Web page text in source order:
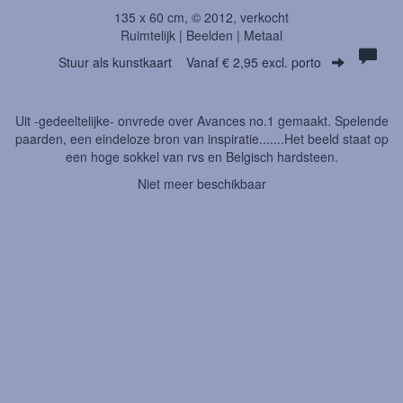
135 x 60 cm, © 2012, verkocht
Ruimtelijk | Beelden | Metaal
Stuur als kunstkaart Vanaf € 2,95 excl. porto
Uit -gedeeltelijke- onvrede over Avances no.1 gemaakt. Spelende
paarden, een eindeloze bron van inspiratie.......Het beeld staat op
een hoge sokkel van rvs en Belgisch hardsteen.
Niet meer beschikbaar